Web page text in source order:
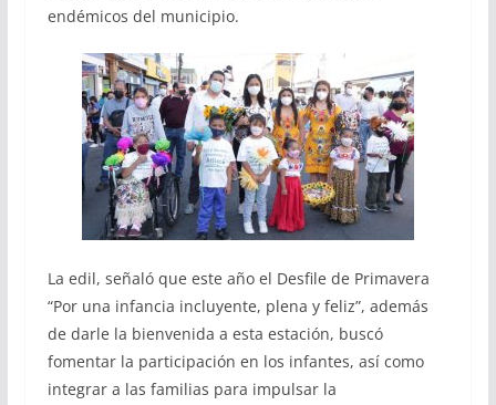
endémicos del municipio.
La edil, señaló que este año el Desfile de Primavera
“Por una infancia incluyente, plena y feliz”, además
de darle la bienvenida a esta estación, buscó
fomentar la participación en los infantes, así como
integrar a las familias para impulsar la